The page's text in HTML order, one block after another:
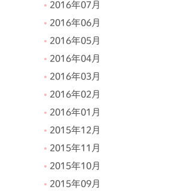
2016年07月
2016年06月
2016年05月
2016年04月
2016年03月
2016年02月
2016年01月
2015年12月
2015年11月
2015年10月
2015年09月